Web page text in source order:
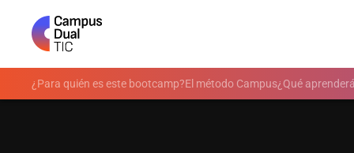
Data Analytics & Big Data
Data Science & IA
Campus virtual
Job Support
¿Para quién es este bootcamp?El método Campus¿Qué